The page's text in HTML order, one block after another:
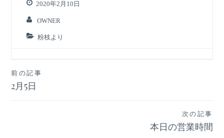
2020年2月10日
OWNER
粉枝より
投
稿
前の記事
2月5日
次の記事
本日の営業時間